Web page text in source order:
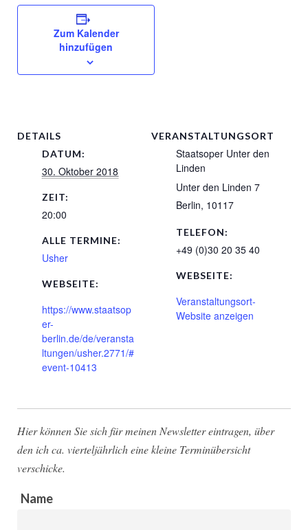
Zum Kalender
hinzufügen
DETAILS
DATUM:
30. Oktober 2018
ZEIT:
20:00
ALLE TERMINE:
Usher
WEBSEITE:
https://www.staatsop
er-
berlin.de/de/veransta
ltungen/usher.2771/#
event-10413
VERANSTALTUNGSORT
Staatsoper Unter den
Linden
Unter den Linden 7
Berlin, 10117
TELEFON:
+49 (0)30 20 35 40
WEBSEITE:
Veranstaltungsort-
Website anzeigen
Hier können Sie sich für meinen Newsletter eintragen, über
den ich ca. vierteljährlich eine kleine Terminübersicht
verschicke.
Name